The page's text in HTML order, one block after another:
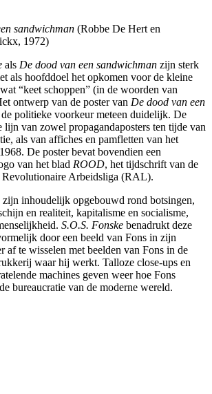
sandwichman (Robbe De Hert en
1972)
als De dood van een sandwichman zijn sterk
als hoofddoel het opkomen voor de kleine
“keet schoppen” (in de woorden van
ontwerp van de poster van De dood van een
politieke voorkeur meteen duidelijk. De
van zowel propagandaposters ten tijde van
als van affiches en pamfletten van het
De poster bevat bovendien een
van het blad ROOD, het tijdschrift van de
Arbeidsliga (RAL).
zijn inhoudelijk opgebouwd rond botsingen,
en realiteit, kapitalisme en socialisme,
S.O.S. Fonske benadrukt deze
door een beeld van Fons in zijn
af te wisselen met beelden van Fons in de
waar hij werkt. Talloze close-ups en
machines geven weer hoe Fons
bureaucratie van de moderne wereld.